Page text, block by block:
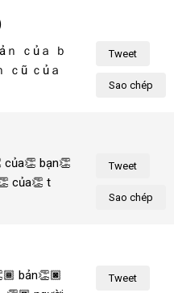
Tweet
Sao chép
ｎ ｃủａ ｂ
ｃũ ｃủａ
Tweet
Sao chép
của👏 bạn👏
của👏 tôi!
Tweet
bản👏🏿